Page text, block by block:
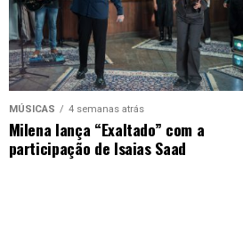
MÚSICAS 4 semanas atrás
Milena lança “Exaltado” com a
participação de Isaias Saad